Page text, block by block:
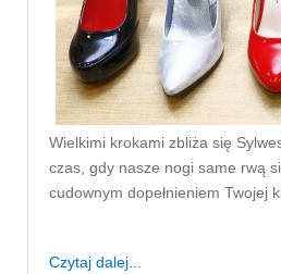
Wielkimi krokami zbliża się
czas, gdy nasze nogi same rwą
cudownym dopełnieniem Twojej
Czytaj dalej...